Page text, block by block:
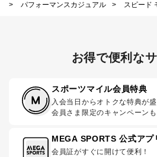
>
パフォーマンスカジュアル > スピード
お得で便利な
スポーツマイル会員特典
入会当日からオトクな特典が
会員さま限定のキャンペーンも
MEGA SPORTS 公式アプ
会員証がすぐに開けて便利！